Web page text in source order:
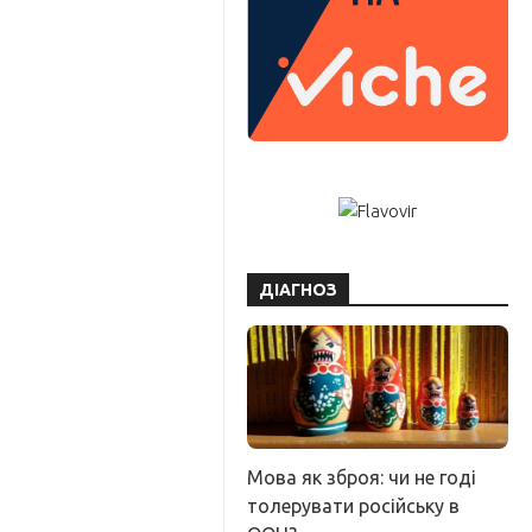
ДІАГНОЗ
Мова як зброя: чи не годі
толерувати російську в